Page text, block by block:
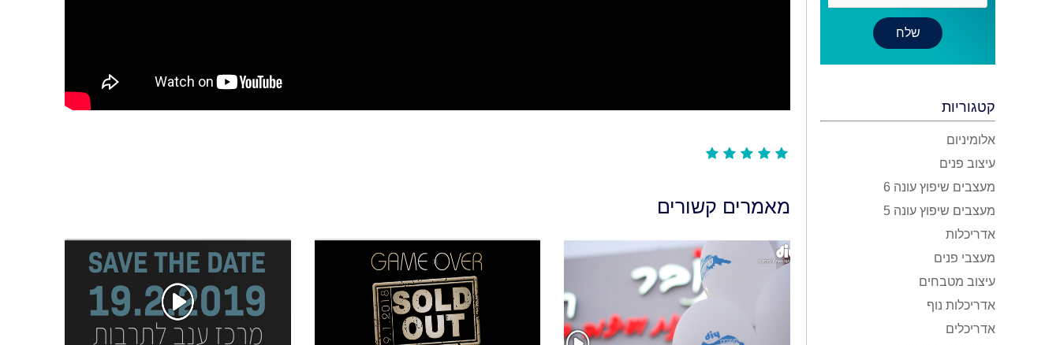
קטגוריות
אלומיניום
עיצוב פנים
מעצבים שיפוץ עונה 6
מעצבים שיפוץ עונה 5
אדריכלות
מעצבי פנים
עיצוב מטבחים
אדריכלות נוף
אדריכלים
מאמרים קשורים